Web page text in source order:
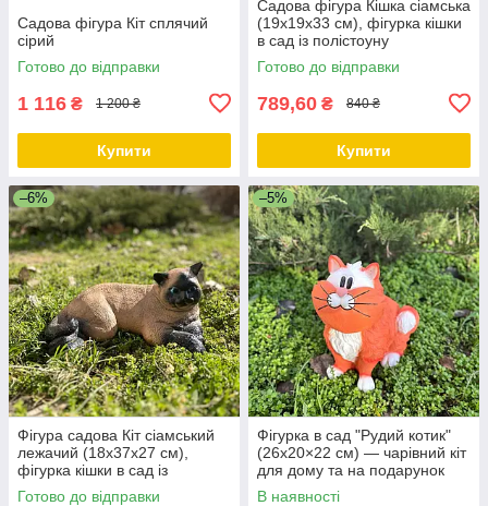
Садова фігура Кіт сплячий
сірий
Готово до відправки
1 116 ₴ 1 200 ₴
Купити
Садова фігура Кішка сіамська
(19х19х33 см), фігурка кішки
в сад із полістоуну
Готово до відправки
789,60 ₴ 840 ₴
Купити
–6%
Фігура садова Кіт сіамський
лежачий (18х37х27 см),
фігурка кішки в сад із
полістоуну
Готово до відправки
–5%
Фігурка в сад "Рудий котик"
(26х20×22 см) — чарівний кіт
для дому та на подарунок
В наявності